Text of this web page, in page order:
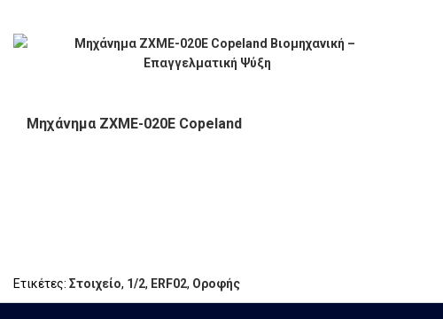
Μηχάνημα ZXME-020E Copeland
Ετικέτες: Στοιχείο, 1/2, ERF02, Οροφής